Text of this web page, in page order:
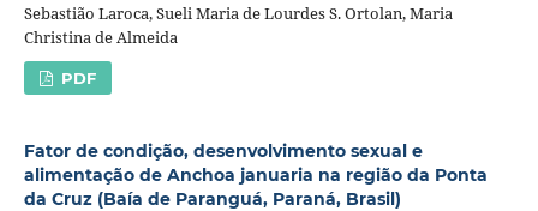
Sebastião Laroca, Sueli Maria de Lourdes S. Ortolan, Maria
Christina de Almeida
PDF
Fator de condição, desenvolvimento sexual e
alimentação de Anchoa januaria na região da Ponta
da Cruz (Baía de Paranguá, Paraná, Brasil)